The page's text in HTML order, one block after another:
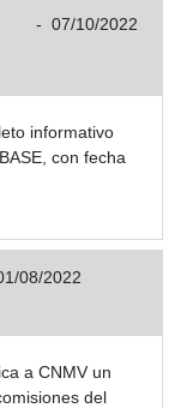
- 07/10/2022
informativo
con fecha
08/2022
a CNMV un
del